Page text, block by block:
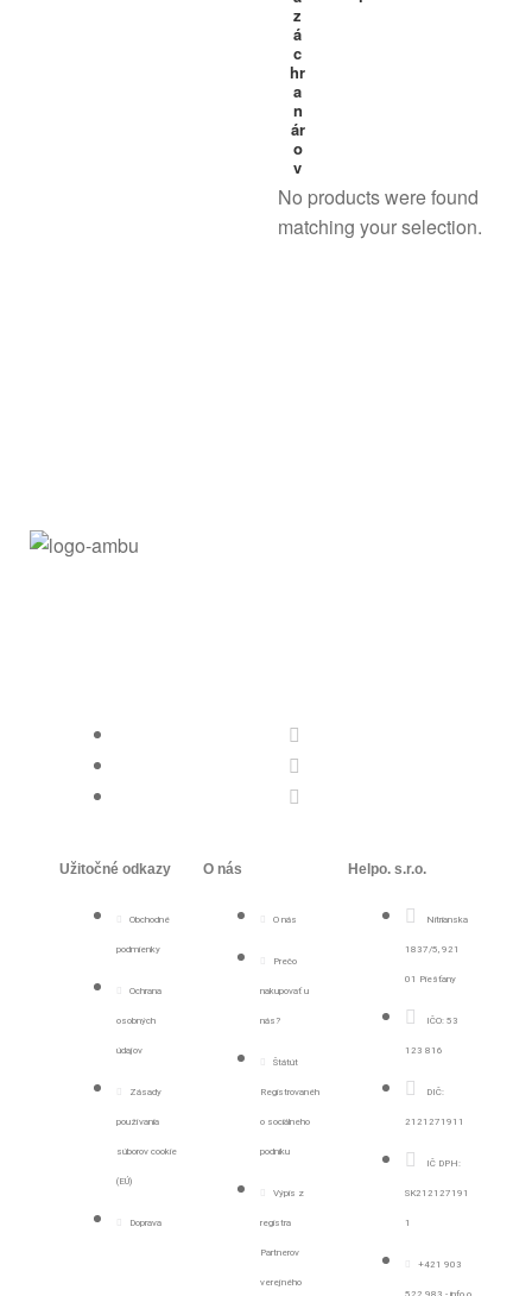
z
á
c
hr
a
n
ár
o
v
No products were found
matching your selection.
Užitočné odkazy
Obchodné
podmienky
Ochrana
osobných
údajov
Zásady
používania
súborov cookie
(EÚ)
Doprava
O nás
O nás
Prečo
nakupovať u
nás?
Štátút
Registrovanéh
o sociálneho
podniku
Výpis z
registra
Partnerov
verejného
Helpo. s.r.o.
Nitrianska
1837/5, 921
01 Piešťany
IČO: 53
123 816
DIČ:
2121271911
IČ DPH:
SK212127191
1
+421 903